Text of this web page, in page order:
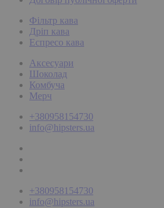
Фільтр кава
Дріп кава
Еспресо кава
Аксесуари
Шоколад
Комбуча
Мерч
+380958154730
info@hipsters.ua
+380958154730
info@hipsters.ua